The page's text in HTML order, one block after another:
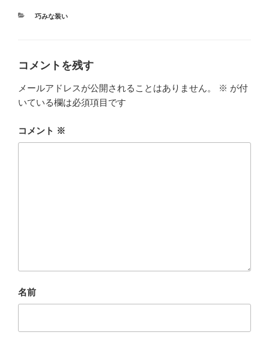
カ
巧みな装い
コメントを残す
メールアドレスが公開されることはありません。 ※ が付
いている欄は必須項目です
コメント ※
名前